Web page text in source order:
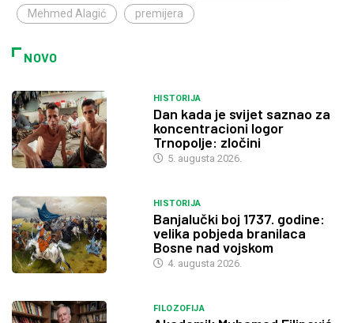
Mehmed Alagić premijera
NOVO
HISTORIJA
Dan kada je svijet saznao za
koncentracioni logor
Trnopolje: zločini
5. augusta 2026.
HISTORIJA
Banjalučki boj 1737. godine:
velika pobjeda branilaca
Bosne nad vojskom
4. augusta 2026.
FILOZOFIJA